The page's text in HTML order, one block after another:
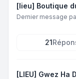
[lieu] Boutique
Dernier message
21
[LIEU] Gwez Ha